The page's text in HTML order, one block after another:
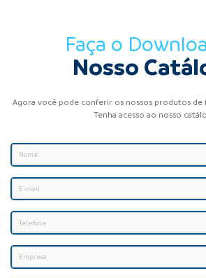
Faça o
Nosso
Agora você pode conferir os nossos produtos de
Tenha acesso ao nosso